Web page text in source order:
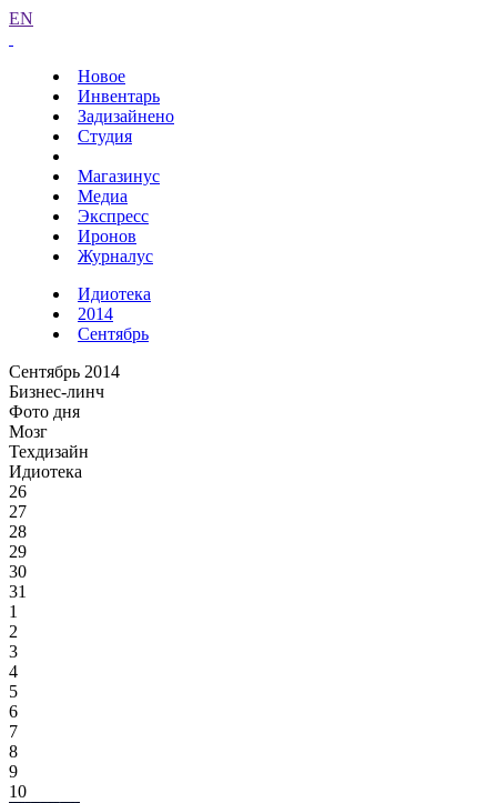
EN
Новое
Инвентарь
Задизайнено
Студия
Магазинус
Медиа
Экспресс
Иронов
Журналус
Идиотека
2014
Сентябрь
Сентябрь 2014
Бизнес-линч
Фото дня
Мозг
Техдизайн
Идиотека
26
27
28
29
30
31
1
2
3
4
5
6
7
8
9
10